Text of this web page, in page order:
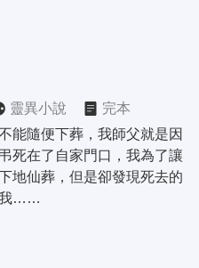
靈異小說
完本
能隨便下葬，我師父就是因
死在了自家門口，我為了讓
地仙葬，但是卻發現死去的
我……